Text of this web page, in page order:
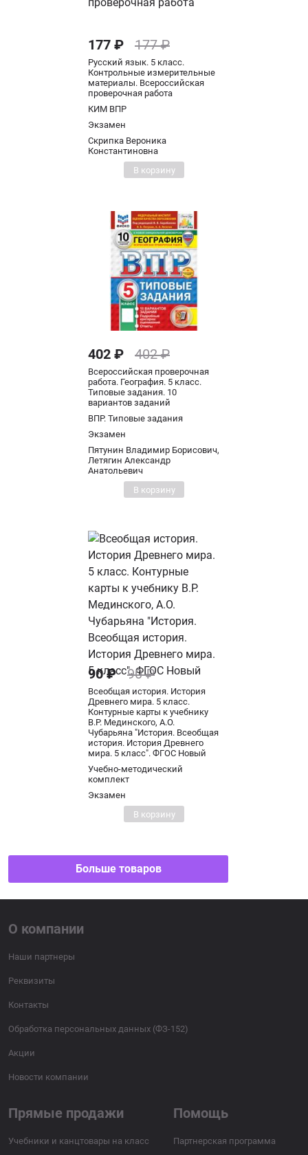
177 ₽ 177 ₽
Русский язык. 5 класс.
Контрольные измерительные
материалы. Всероссийская
проверочная работа
КИМ ВПР
Экзамен
Скрипка Вероника
Константиновна
В корзину
402 ₽ 402 ₽
Всероссийская проверочная
работа. География. 5 класс.
Типовые задания. 10
вариантов заданий
ВПР. Типовые задания
Экзамен
Пятунин Владимир Борисович,
Летягин Александр
Анатольевич
В корзину
90 ₽ 90 ₽
Всеобщая история. История
Древнего мира. 5 класс.
Контурные карты к учебнику
В.Р. Мединского, А.О.
Чубарьяна "История. Всеобщая
история. История Древнего
мира. 5 класс". ФГОС Новый
Учебно-методический
комплект
Экзамен
В корзину
Больше товаров
О компании
Наши партнеры
Реквизиты
Контакты
Обработка персональных данных (ФЗ-152)
Акции
Новости компании
Прямые продажи
Учебники и канцтовары на класс
Помощь
Партнерская программа